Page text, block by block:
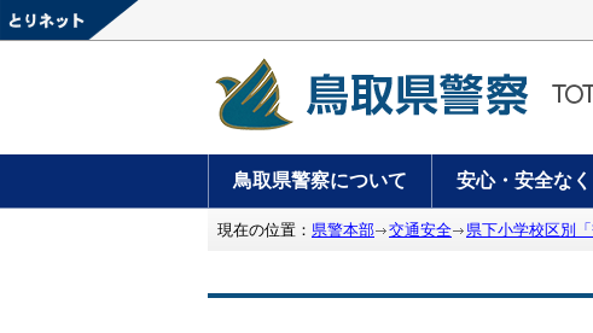
鳥取県警察について 安心・安全な
現在の位置： 県警本部 交通安全 県下小学校区別